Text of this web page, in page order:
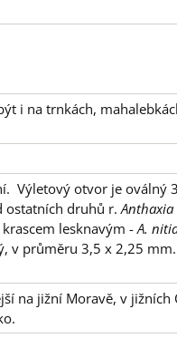
i na trnkách,
Výletový otvor je oválný
ostatních druhů r.Anthaxia
lesknavým -A.
v průměru 3,5 x 2,25
na jižní Moravě, v jižních